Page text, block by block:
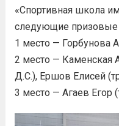
«Спортивная школа
следующие призовые
1 место — Горбунова
2 место — Каменская
Д.С.), Ершов Елисей
3 место — Агаев Егор